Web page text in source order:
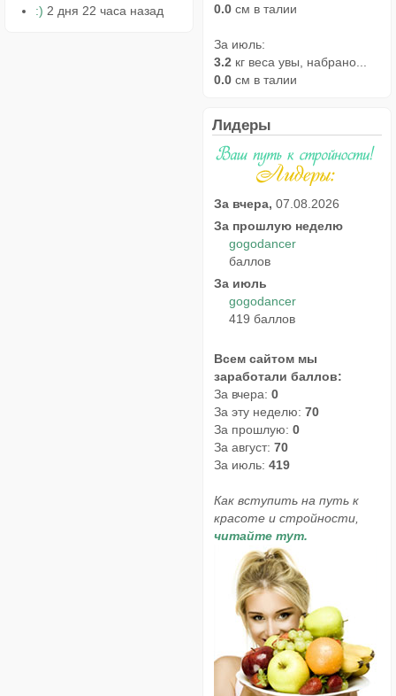
:) 2 дня 22 часа назад
0.0 см в талии
За июль:
3.2 кг веса увы, набрано...
0.0 см в талии
Лидеры
За вчера, 07.08.2026
За прошлую неделю
gogodancer
баллов
За июль
gogodancer
419 баллов
Всем сайтом мы
заработали баллов:
За вчера: 0
За эту неделю: 70
За прошлую: 0
За август: 70
За июль: 419
Как вступить на путь к
красоте и стройности,
читайте тут.